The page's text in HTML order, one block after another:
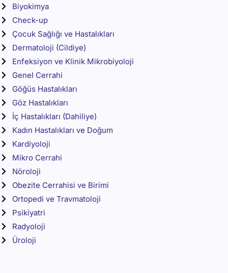
Biyokimya
Check-up
Çocuk Sağlığı ve Hastalıkları
Dermatoloji (Cildiye)
Enfeksiyon ve Klinik Mikrobiyoloji
Genel Cerrahi
Göğüs Hastalıkları
Göz Hastalıkları
İç Hastalıkları (Dahiliye)
Kadın Hastalıkları ve Doğum
Kardiyoloji
Mikro Cerrahi
Nöroloji
Obezite Cerrahisi ve Birimi
Ortopedi ve Travmatoloji
Psikiyatri
Radyoloji
Üroloji